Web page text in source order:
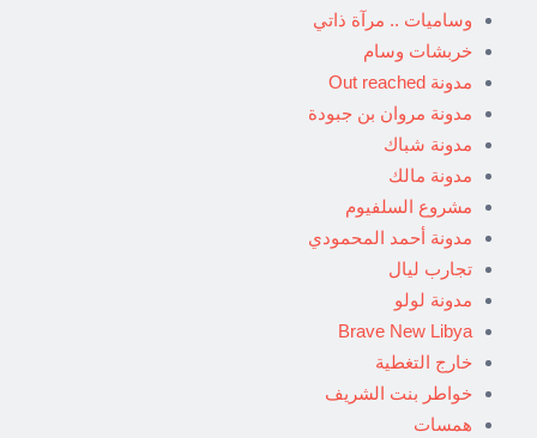
وساميات .. مرآة ذاتي
خربشات وسام
مدونة Out reached
مدونة مروان بن جبودة
مدونة شباك
مدونة مالك
مشروع السلفيوم
مدونة أحمد المحمودي
تجارب ليال
مدونة لولو
Brave New Libya
خارج التغطية
خواطر بنت الشريف
همسات